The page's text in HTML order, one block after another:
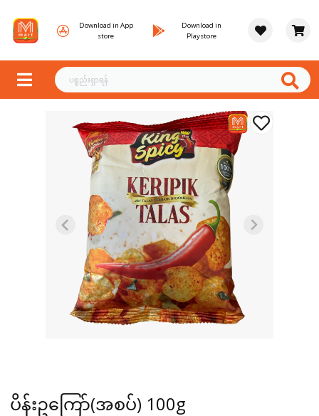
Download in App
store
Download in
Playstore
ပိန်းဥကြော်(အစပ်) 100g